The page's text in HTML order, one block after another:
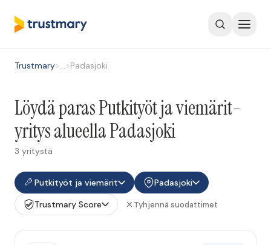
Trustmary>…>Padasjoki
Löydä paras Putkityöt ja viemärit-
yritys alueella Padasjoki
3 yritystä
Putkityöt ja viemärit
Padasjoki
Trustmary Score
Tyhjennä suodattimet